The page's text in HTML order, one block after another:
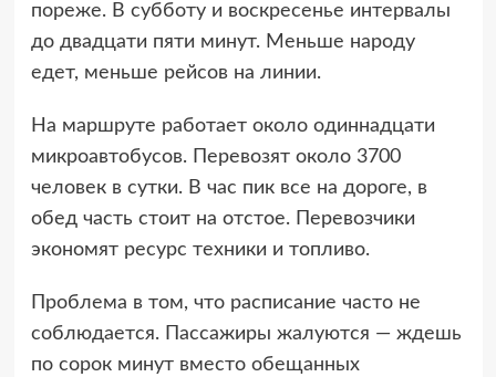
пореже. В субботу и воскресенье интервалы
до двадцати пяти минут. Меньше народу
едет, меньше рейсов на линии.
На маршруте работает около одиннадцати
микроавтобусов. Перевозят около 3700
человек в сутки. В час пик все на дороге, в
обед часть стоит на отстое. Перевозчики
экономят ресурс техники и топливо.
Проблема в том, что расписание часто не
соблюдается. Пассажиры жалуются — ждешь
по сорок минут вместо обещанных